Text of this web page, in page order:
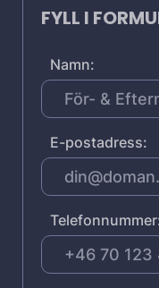
FYLL I
Namn:
E-postadress: